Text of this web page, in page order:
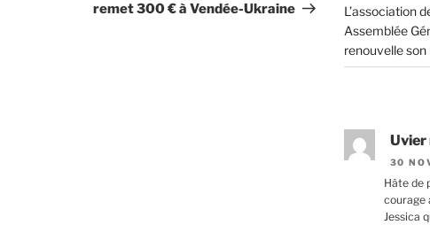
remet 300 € à Vendée-Ukraine
L’association
Assemblée
renouvelle son
Uvier
30
Hâte de
courage
Jessica